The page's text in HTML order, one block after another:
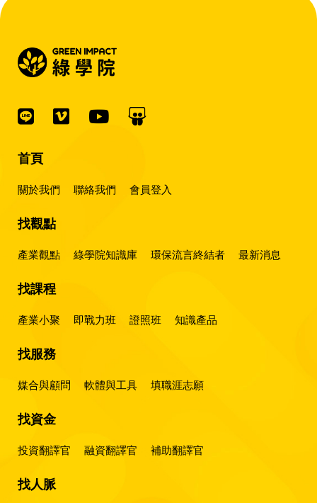
首頁
關於我們 聯絡我們 會員登入
找觀點
產業觀點 綠學院知識庫 環保流言終結者 最新消息
找課程
產業小聚 即戰力班 證照班 知識產品
找服務
媒合與顧問 軟體與工具 填職涯志願
找資金
投資翻譯官 融資翻譯官 補助翻譯官
找人脈